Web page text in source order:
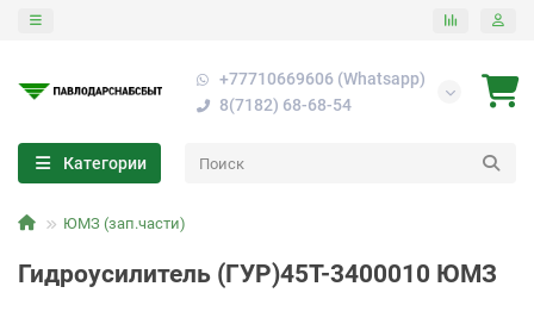
+77710669606 (Whatsapp)
8(7182) 68-68-54
Категории
ЮМЗ (зап.части)
Гидроусилитель (ГУР)45Т-3400010 ЮМЗ